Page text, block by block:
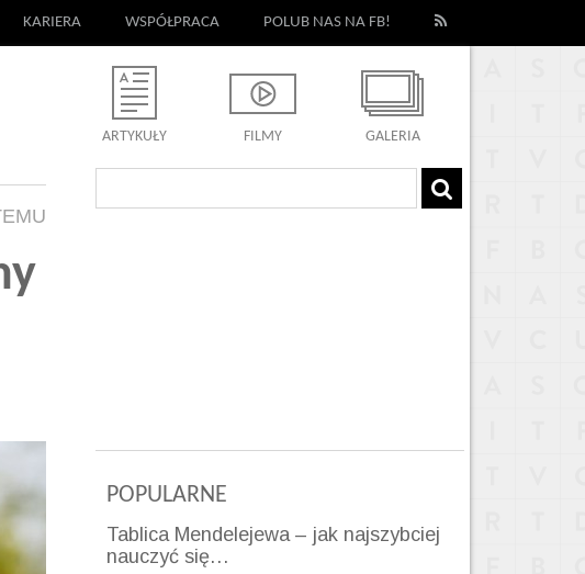
KARIERA WSPÓŁPRACA POLUB NAS NA FB!
ARTYKUŁY FILMY GALERIA
POPULARNE
Tablica Mendelejewa – jak najszybciej
nauczyć się…